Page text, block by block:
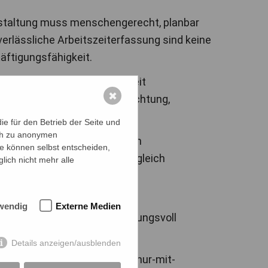
muss menschengerecht, planbar
Arbeitszeiterfassung sind keine
Position: Wer Arbeitszeit
dort, wo Arbeitsverdichtung,
bestehen.
Orientierung an
Praxis, sondern schützt zugleich
dafür einsetzen, dass
sondern verantwortungsvoll
modernisierung-nur-mit-
für den Betrieb der Seite und
zu anonymen
können selbst entscheiden,
nicht mehr alle
Externe Medien
Details anzeigen/ausblenden
✖